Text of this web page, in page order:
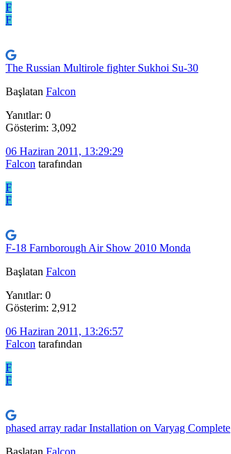
F
F
The Russian Multirole fighter Sukhoi Su-30
Başlatan Falcon
Yanıtlar: 0
Gösterim: 3,092
06 Haziran 2011, 13:29:29
Falcon tarafından
F
F
F-18 Farnborough Air Show 2010 Monda
Başlatan Falcon
Yanıtlar: 0
Gösterim: 2,912
06 Haziran 2011, 13:26:57
Falcon tarafından
F
F
phased array radar Installation on Varyag Complete
Başlatan Falcon